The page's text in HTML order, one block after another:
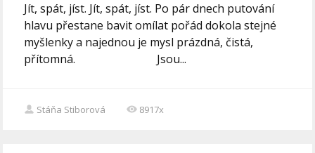
Jít, spát, jíst. Jít, spát, jíst. Po pár dnech putování
hlavu přestane bavit omílat pořád dokola stejné
myšlenky a najednou je mysl prázdná, čistá,
přítomná. ⠀⠀⠀⠀⠀⠀⠀⠀⠀ Jsou...
Stáňa Stiborová 8917x